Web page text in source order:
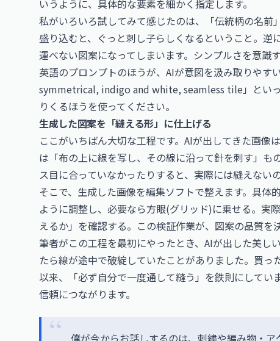
いうように、具体的な要素を細かく指定します。
私がいろいろ試してみて感じたのは、「伝統柄の名
盛り込むと、ぐっと刺し子らしくなるということ。
運べない図案になってしまいます。シンプルさを意識
英語のプロンプトのほうが、AIが意図を汲み取りや
symmetrical, indigo and white, seamless tile」とい
りくるほうを使ってください。
生成した図案を「縫える形」に仕上げる
ここがいちばん大切な工程です。AIが出してきた画
は「布の上に線を写し、その線に沿って針を刺す」も
ス目に合っていなかったりすると、実際には縫えないの
そこで、生成した画像を編集ソフトで整えます。具
ように調整し、必要なら方眼(グリッド)に乗せる。実
えるか」を確認する。この検証作業が、図案の品質を
筆者がこの工程を最初にやったとき、AIが出した美し
たら線が途中で破綻していたことがありました。買
以来、「必ず自分で一度通して縫う」を鉄則にして
信頼につながります。
僕が今からお話しするのは、刺繍や編み物・